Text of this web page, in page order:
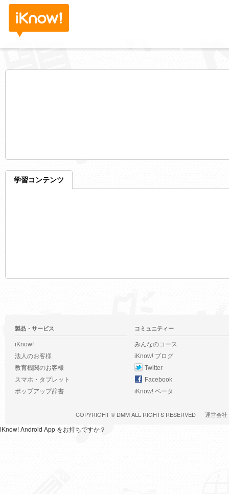
学習コンテンツ
製品・サービス
iKnow!
法人のお客様
教育機関のお客様
スマホ・タブレット
ポップアップ辞書
コミュニティー
みんなのコース
iKnow! ブログ
Twitter
Facebook
iKnow! ベータ
COPYRIGHT © DMMALL RIGHTS RESERVED 運営会社
iKnow! Android App をお持ちですか？